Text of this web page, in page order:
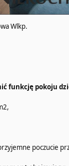
Wlkp.
funkcję pokoju
poczucie